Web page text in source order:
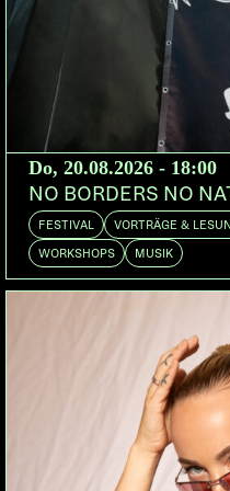
der verschiedene Stile
Drum’n’Bass, UK
werden.
Neben den
Rodney P kann wohl
gemeinsam seit 2002
digitalen Senders der
Arbeiter im Hintergrund
werden.
welches er 25 DJs und
beweisend, wieviele
existieren, werden
und für Remixes von
Englands beansprucht.
Do, 20.08.2026 - 18:00
NO BORDERS NO
FESTIVAL VORTRÄGE &
WORKSHOPS MUSIK